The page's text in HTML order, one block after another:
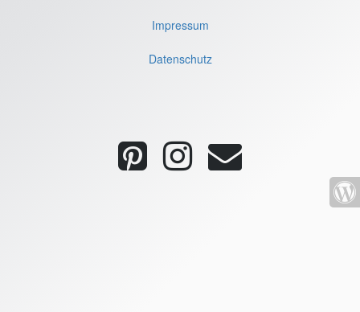
Impressum
Datenschutz